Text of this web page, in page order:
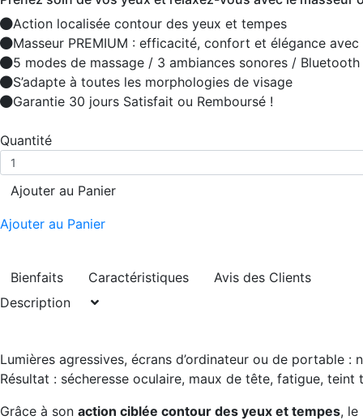
Action localisée contour des yeux et tempes
Masseur PREMIUM : efficacité, confort et élégance
5 modes de massage / 3 ambiances sonores / Bluetooth
S’adapte à toutes les morphologies de visage
Garantie 30 jours Satisfait ou Remboursé !
Quantité
Ajouter au Panier
Ajouter au Panier
Bienfaits Caractéristiques
Avis des Clients
Description
Lumières agressives, écrans d’ordinateur ou de portable
Résultat : sécheresse oculaire, maux de tête, fatigue,
Grâce à son action ciblée contour des yeux et tempes, le